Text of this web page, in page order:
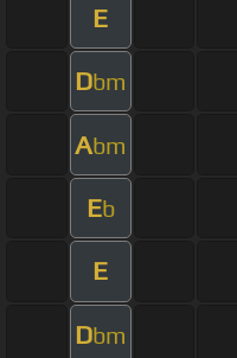
E
Dbm
Abm
Eb
E
Dbm